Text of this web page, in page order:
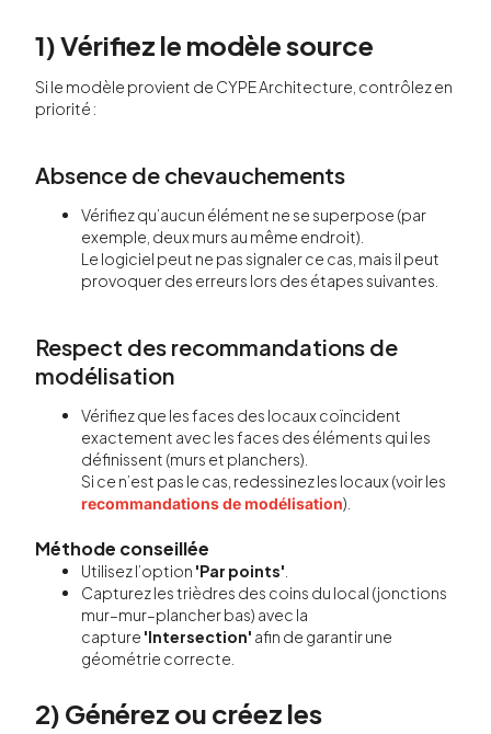
1) Vérifiez le modèle source
Si le modèle provient de CYPE Architecture, contrôlez en
priorité :
Absence de chevauchements
Vérifiez qu’aucun élément ne se superpose (par
exemple, deux murs au même endroit).
Le logiciel peut ne pas signaler ce cas, mais il peut
provoquer des erreurs lors des étapes suivantes.
Respect des recommandations de
modélisation
Vérifiez que les faces des locaux coïncident
exactement avec les faces des éléments qui les
définissent (murs et planchers).
Si ce n’est pas le cas, redessinez les locaux (voir les
recommandations de modélisation).
Méthode conseillée
Utilisez l’option 'Par points'
Capturez les trièdres des coins du local (jonctions
mur–mur–plancher bas) avec la
capture 'Intersection' afin de garantir une
géométrie correcte.
2) Générez ou créez les